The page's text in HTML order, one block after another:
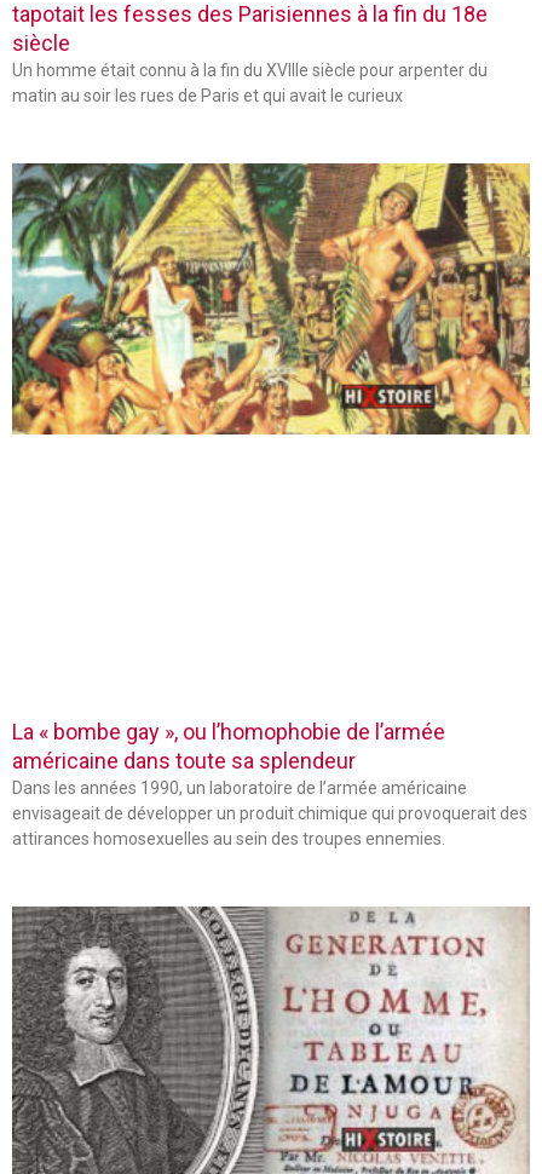
tapotait les fesses des Parisiennes à la fin du 18e
siècle
Un homme était connu à la fin du XVIIIe siècle pour arpenter du
matin au soir les rues de Paris et qui avait le curieux
La « bombe gay », ou l’homophobie de l’armée
américaine dans toute sa splendeur
Dans les années 1990, un laboratoire de l’armée américaine
envisageait de développer un produit chimique qui provoquerait des
attirances homosexuelles au sein des troupes ennemies.